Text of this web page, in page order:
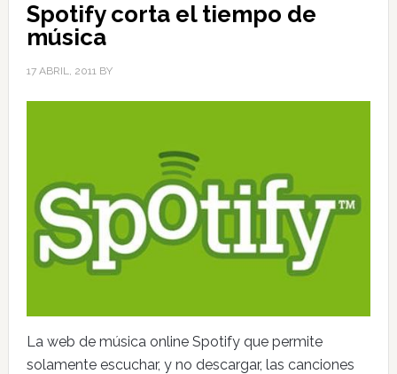
Spotify corta el tiempo de
música
17 ABRIL, 2011BY
La web de música online Spotify que permite
solamente escuchar, y no descargar, las canciones